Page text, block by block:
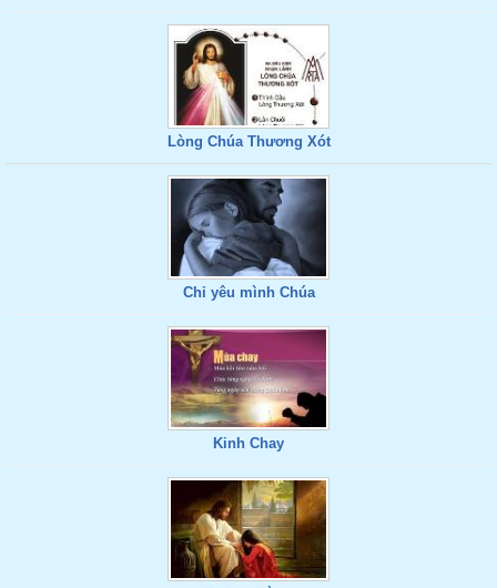
Lòng Chúa Thương Xót
Chỉ yêu mình Chúa
Kinh Chay